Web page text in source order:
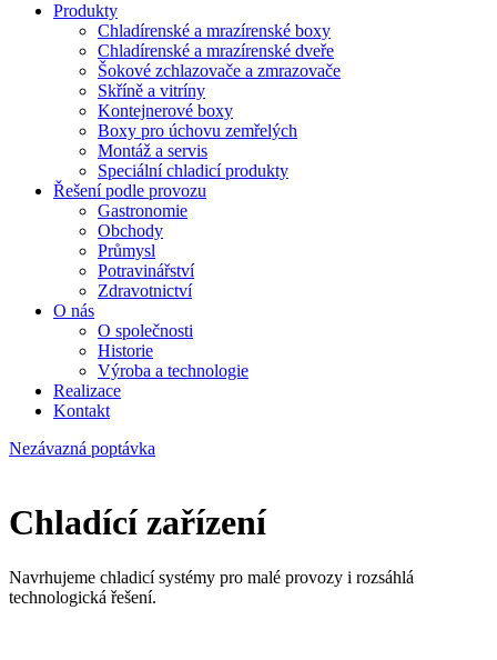
Produkty
Chladírenské a mrazírenské boxy
Chladírenské a mrazírenské dveře
Šokové zchlazovače a zmrazovače
Skříně a vitríny
Kontejnerové boxy
Boxy pro úchovu zemřelých
Montáž a servis
Speciální chladicí produkty
Řešení podle provozu
Gastronomie
Obchody
Průmysl
Potravinářství
Zdravotnictví
O nás
O společnosti
Historie
Výroba a technologie
Realizace
Kontakt
Nezávazná poptávka
Chladící zařízení
Navrhujeme chladicí systémy pro malé provozy i rozsáhlá
technologická řešení.